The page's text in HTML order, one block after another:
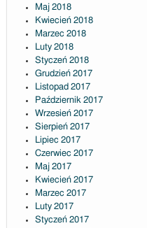
Maj 2018
Kwiecień 2018
Marzec 2018
Luty 2018
Styczeń 2018
Grudzień 2017
Listopad 2017
Październik 2017
Wrzesień 2017
Sierpień 2017
Lipiec 2017
Czerwiec 2017
Maj 2017
Kwiecień 2017
Marzec 2017
Luty 2017
Styczeń 2017